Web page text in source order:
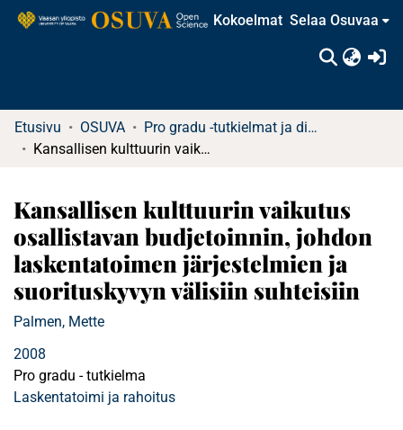
Kokoelmat Selaa Osuvaa
Etusivu OSUVA
Pro gradu -tutkielmat ja diplomityöt (rajattu saatavuus)
Kansallisen kulttuurin vaikutus osallistavan budjetoinnin, johdon laskentatoimen järjestelmien ja suorituskyvyn välisiin suhteisiin
Kansallisen kulttuurin vaikutus
osallistavan budjetoinnin, johdon
laskentatoimen järjestelmien ja
suorituskyvyn välisiin suhteisiin
Palmen, Mette
2008
Pro gradu - tutkielma
Laskentatoimi ja rahoitus